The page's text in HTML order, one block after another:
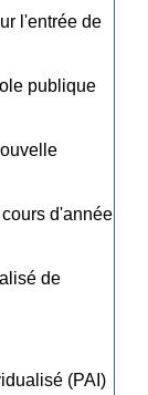
l'entrée de
publique
d'année
de
(PAI)